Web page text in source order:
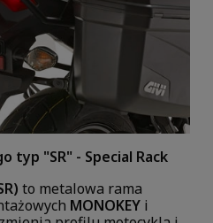
typ "SR" - Special Rack
to metalowa rama
MONOKEY i